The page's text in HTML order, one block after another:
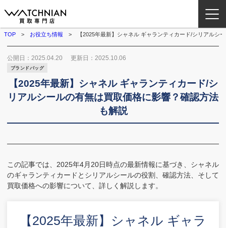
ウォッチニアン買取専門店とは？
ブランドから探す
買取方法
査定方法
TOP お役立ち情報 【2025年最新】シャネル ギャランティカード/シリアルシ
【2025年最新】シャネル ギャランティカード/シ
リアルシールの有無は買取価格に影響？確認方法
も解説
公開日： 2025.04.20 更新日： 2025.10.06
ブランドバッグ
この記事では、2025年4月20日時点の最新情報に基づき、シャネル
のギャランティカードとシリアルシールの役割、確認方法、そして
買取価格への影響について、詳しく解説します。
【2025年最新】シャネル ギャラ